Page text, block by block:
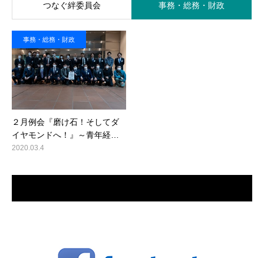
つなぐ絆委員会 事務・総務・財政
事務・総務・財政
２月例会『磨け石！そしてダ
イヤモンドへ！』～青年経…
2020.03.4